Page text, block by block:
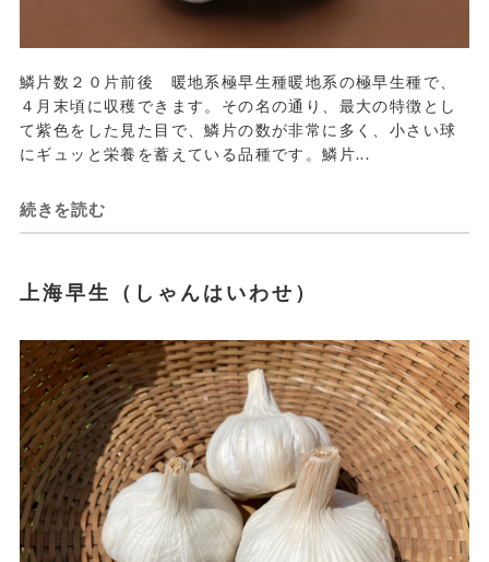
鱗片数２０片前後 暖地系極早生種暖地系の極早生種で、
４月末頃に収穫できます。その名の通り、最大の特徴とし
て紫色をした見た目で、鱗片の数が非常に多く、小さい球
にギュッと栄養を蓄えている品種です。鱗片...
続きを読む
上海早生（しゃんはいわせ）